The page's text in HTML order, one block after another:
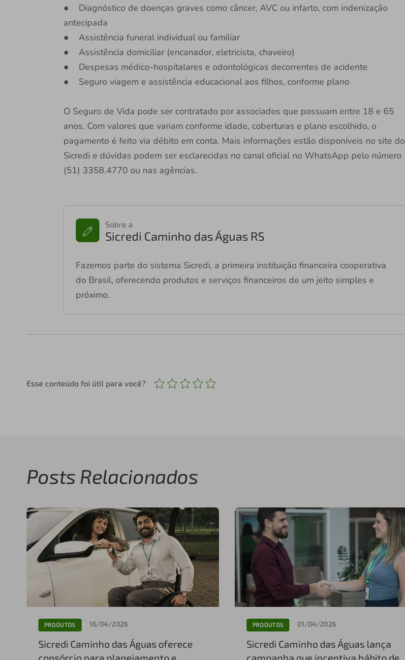
● Diagnóstico de doenças graves como câncer, AVC ou infarto, com indenização
antecipada
● Assistência funeral individual ou familiar
● Assistência domiciliar (encanador, eletricista, chaveiro)
● Despesas médico-hospitalares e odontológicas decorrentes de acidente
● Seguro viagem e assistência educacional aos filhos, conforme plano
O Seguro de Vida pode ser contratado por associados que possuam entre 18 e 65
anos. Com valores que variam conforme idade, coberturas e plano escolhido, o
pagamento é feito via débito em conta. Mais informações estão disponíveis no site do
Sicredi e dúvidas podem ser esclarecidas no canal oficial no WhatsApp pelo número
(51) 3358.4770 ou nas agências.
Sobre a
Sicredi Caminho das Águas RS
Fazemos parte do sistema Sicredi, a primeira instituição financeira cooperativa
do Brasil, oferecendo produtos e serviços financeiros de um jeito simples e
próximo.
Esse conteúdo foi útil para você?
Posts Relacionados
PRODUTOS 16/04/2026
Sicredi Caminho das Águas oferece
consórcio para planejamento e
PRODUTOS 01/04/2026
Sicredi Caminho das Águas lança
campanha que incentiva hábito de